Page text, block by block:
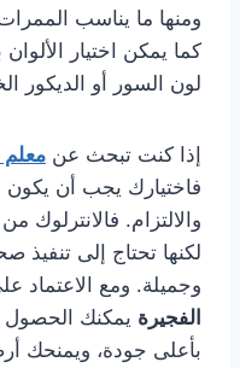
ومنها ما يناسب
كما يمكن اختيار
لون السور أو الديكور
إذا كنت تبحث عن معلم
فاختيارك يجب أن يكون
والالتزام. فالانترلوك
لكنها تحتاج إلى تنفيذ
وجميلة. ومع الاعتماد
الفجيرة يمكنك
بأعلى جودة، ويمنحك